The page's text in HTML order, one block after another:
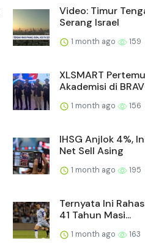
Video: Timur
Serang Israel
1 month ago 159
XLSMART
Akademisi di
1 month ago 156
IHSG Anjlok 4%,
Net Sell Asing
1 month ago 195
Ternyata Ini
41 Tahun Masi...
1 month ago 163